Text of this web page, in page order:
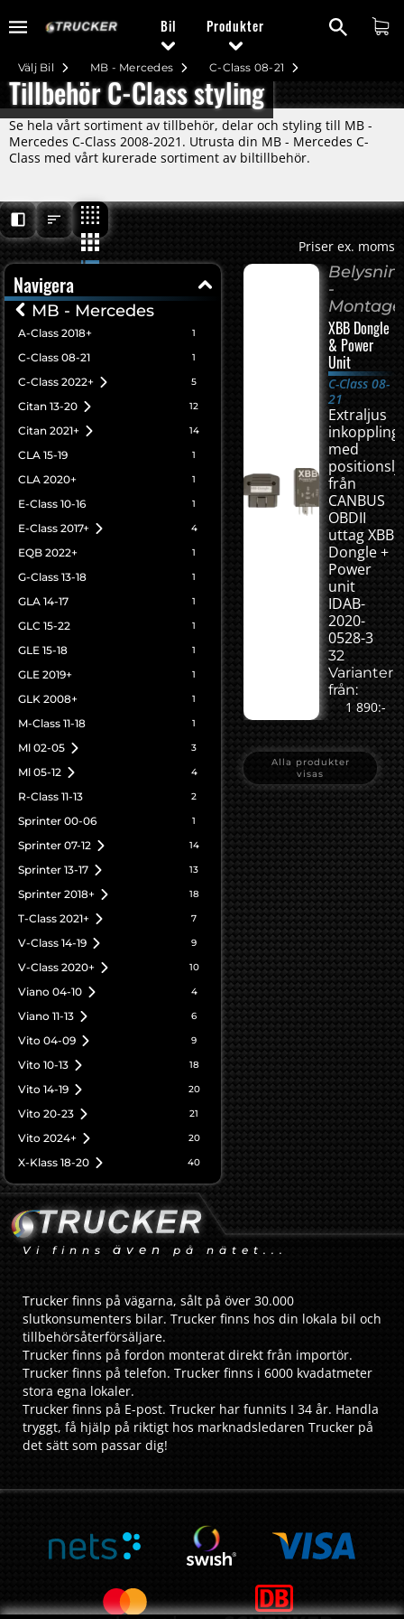
Bil Produkter
C-Class 08-21
MB - Mercedes
Välj Bil
Tillbehör C-Class styling
Se hela vårt sortiment av tillbehör, delar och styling till MB -
Mercedes C-Class 2008-2021. Utrusta din MB - Mercedes C-
Class med vårt kurerade sortiment av biltillbehör.
Priser ex. moms
Navigera
MB - Mercedes
A-Class 2018+ 1
C-Class 08-21 1
C-Class 2022+ 5
Citan 13-20 12
Citan 2021+ 14
CLA 15-19 1
CLA 2020+ 1
E-Class 10-16 1
E-Class 2017+ 4
EQB 2022+ 1
G-Class 13-18 1
GLA 14-17 1
GLC 15-22 1
GLE 15-18 1
GLE 2019+ 1
GLK 2008+ 1
M-Class 11-18 1
Ml 02-05 3
Ml 05-12 4
R-Class 11-13 2
Sprinter 00-06 1
Sprinter 07-12 14
Sprinter 13-17 13
Sprinter 2018+ 18
T-Class 2021+ 7
V-Class 14-19 9
V-Class 2020+ 10
Viano 04-10 4
Viano 11-13 6
Vito 04-09 9
Vito 10-13 18
Vito 14-19 20
Vito 20-23 21
Vito 2024+ 20
X-Klass 18-20 40
-
Montage
XBB Dongle
& Power
Unit
C-Class 08-
21
Extraljus
inkoppling
med
från
CANBUS
OBDII
uttag XBB
Dongle +
Power
unit
IDAB-
2020-
0528-3
32
Varianter
från:
1 890:-
Alla produkter
visas
Vi finns även på nätet...
Trucker finns på vägarna, sålt på över 30.000
slutkonsumenters bilar. Trucker finns hos din lokala bil och
tillbehörsåterförsäljare.
Trucker finns på fordon monterat direkt från importör.
Trucker finns på telefon. Trucker finns i 6000 kvadatmeter
stora egna lokaler.
Trucker finns på E-post. Trucker har funnits I 34 år. Handla
tryggt, få hjälp på riktigt hos marknadsledaren Trucker på
det sätt som passar dig!